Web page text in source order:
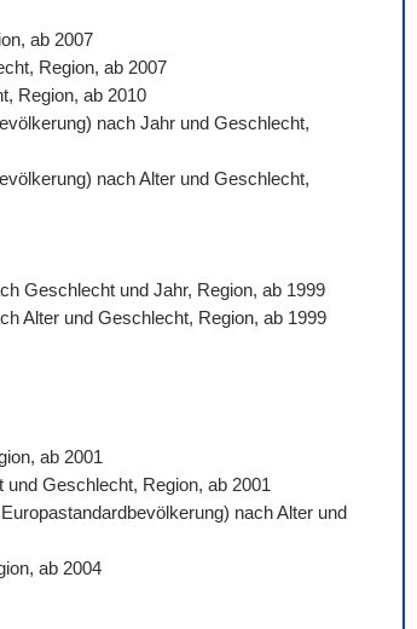
ab 2007
Region, ab 2007
Region, ab 2010
nach Jahr und Geschlecht,
nach Alter und Geschlecht,
Geschlecht und Jahr, Region, ab 1999
Alter und Geschlecht, Region, ab 1999
ab 2001
Geschlecht, Region, ab 2001
nach Alter und
ab 2004